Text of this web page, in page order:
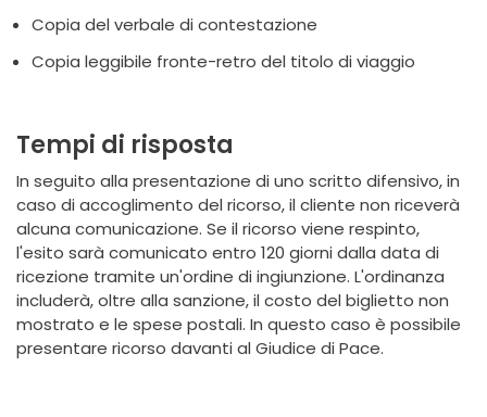
Copia del verbale di contestazione
Copia leggibile fronte-retro del titolo di viaggio
Tempi di risposta
In seguito alla presentazione di uno scritto difensivo, in
caso di accoglimento del ricorso, il cliente non riceverà
alcuna comunicazione. Se il ricorso viene respinto,
l'esito sarà comunicato entro 120 giorni dalla data di
ricezione tramite un'ordine di ingiunzione. L'ordinanza
includerà, oltre alla sanzione, il costo del biglietto non
mostrato e le spese postali. In questo caso è possibile
presentare ricorso davanti al Giudice di Pace.